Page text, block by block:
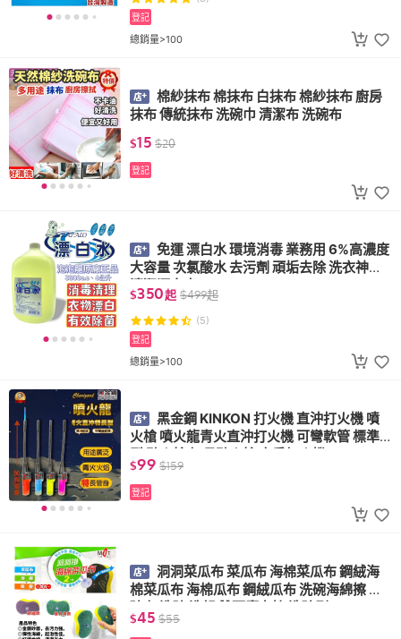
總銷量>100
登記
棉紗抹布 棉抹布 白抹布 棉紗抹布 廚房
抹布 傳統抹布 洗碗巾 清潔布 洗碗布
$15 $20
登記
免運 漂白水 環境消毒 業務用 6%高濃度
大容量 次氯酸水 去污劑 頑垢去除 洗衣神器
清潔漂白水
$350起 $499起
(5)
總銷量>100
登記
黑金鋼 KINKON 打火機 直沖打火機 噴
火槍 噴火龍青火直沖打火機 可彎軟管 標準
型 點火槍 加長點火槍 廚房打火機
$99 $159
登記
洞洞菜瓜布 菜瓜布 海棉菜瓜布 鋼絨海
棉菜瓜布 海棉瓜布 鋼絨瓜布 洗碗海綿擦 刷
碗布 洗碗 洗鍋 雙面魔力擦 洗碗刷
$45 $55